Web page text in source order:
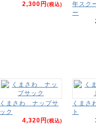
2,300円(税込)
年スク
ー
くまさわ ナップサ
ック
4,320円(税込)
くまさ
ト